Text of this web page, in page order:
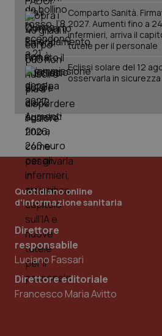
Comparto Sanità.
2027. Aumenti fino a
infermieri, arriva il
tutele per il personale
Eclissi solare del 12
osservarla in sicurezza
Quotidiano online
d'informazione sanitaria
Direttore
responsabile
Luciano Fassari
Direttore editoriale
Francesco Maria Avitto
PHPSESSID